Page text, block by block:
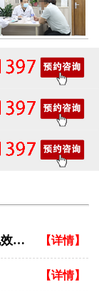
白癜风照美国308激光多久会出现效果？ 【详情】
【详情】